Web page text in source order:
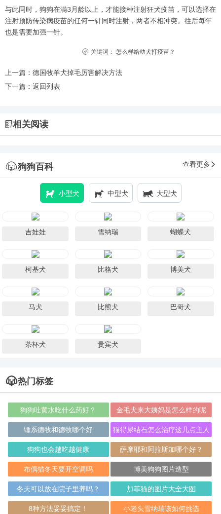
与此同时，狗狗在满3月龄以上，才能接种注射狂犬疫苗，可以选择在
注射预防传染病疫苗的任何一针同时注射，两者不相冲突。往后每年
也是需要加强一针。
关键词： 怎么样给幼犬打疫苗？
上一篇： 德国牧羊犬掉毛厉害解决方法
下一篇： 返回列表
相关阅读
狗狗百科 查看更多
小型犬 中型犬 大型犬
吉娃娃 雪纳瑞 蝴蝶犬
柯基犬 比格犬 博美犬
马犬 比熊犬 巴哥犬
茶杯犬 贵宾犬
热门标签
狗狗吐黄水吃什么药好？ 金毛犬来大姨妈是怎么样的呢
锤系德牧和德牧哪个好
猫得尿结石怎么治疗这几点主人
要做到
狗狗也会越吃越健康 萨摩耶和阿拉斯加哪个好？
布偶猫冬天要开空调吗 博美狗狗图片造型
冬天可以放在院子里养吗？ 加菲猫的图片大全大图
8种方法妥妥搞定！ 小老头雪纳瑞该如何挑选